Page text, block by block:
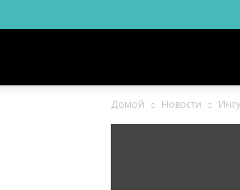
Ингушетии
Домой Новости